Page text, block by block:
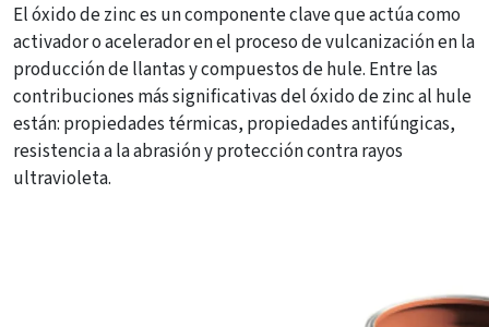
El óxido de zinc es un componente clave que actúa como
activador o acelerador en el proceso de vulcanización en la
producción de llantas y compuestos de hule. Entre las
contribuciones más significativas del óxido de zinc al hule
están: propiedades térmicas, propiedades antifúngicas,
resistencia a la abrasión y protección contra rayos
ultravioleta.